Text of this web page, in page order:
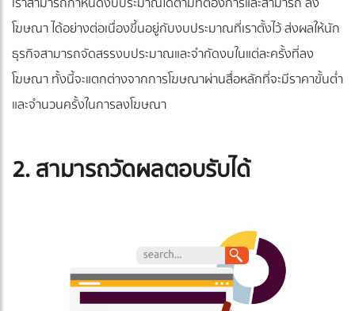
โฆษณา ได้อย่างต่อเนื่องขึ้นอยู่กับงบประมาณที่เราตั้งไว้ ส่งผลให้นัก
ธุรกิจสามารถจัดสรรงบประมาณและจำกัดงบในแต่ละครั้งที่ลง
โฆษณา ทั้งนี้จะแตกต่างจากการโฆษณาผ่านสื่อหลักที่จะมีราคาขั้นต่ำ
และจำนวนครั้งในการลงโฆษณา
2. สามารถวัดผลตอบรับได้